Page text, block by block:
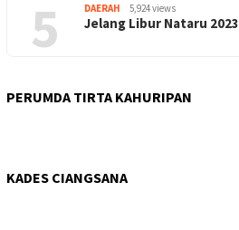
5 DAERAH 5,924 views
Jelang Libur Nataru
PERUMDA TIRTA KAHURIPAN
KADES CIANGSANA